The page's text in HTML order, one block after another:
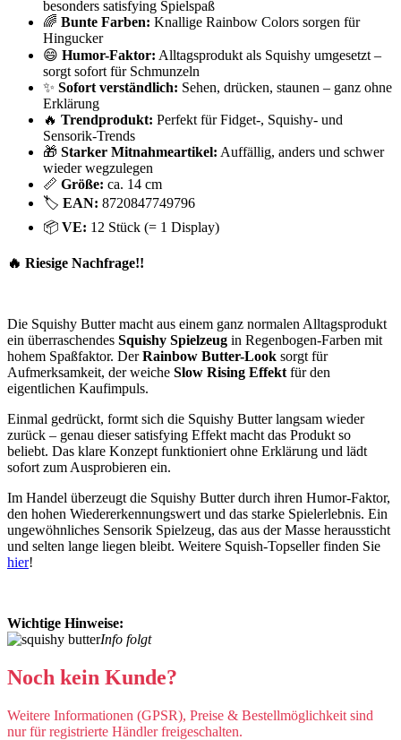
besonders satisfying Spielspaß
🌈 Bunte Farben: Knallige Rainbow Colors sorgen für
Hingucker
😄 Humor-Faktor: Alltagsprodukt als Squishy umgesetzt –
sorgt sofort für Schmunzeln
✨ Sofort verständlich: Sehen, drücken, staunen – ganz ohne
Erklärung
🔥 Trendprodukt: Perfekt für Fidget-, Squishy- und
Sensorik-Trends
🎁 Starker Mitnahmeartikel: Auffällig, anders und schwer
wieder wegzulegen
📏 Größe: ca. 14 cm
🏷️ EAN: 8720847749796
📦 VE: 12 Stück (= 1 Display)
🔥 Riesige Nachfrage!!
Die Squishy Butter macht aus einem ganz normalen Alltagsprodukt
ein überraschendes Squishy Spielzeug in Regenbogen-Farben mit
hohem Spaßfaktor. DerRainbow Butter-Look sorgt für
Aufmerksamkeit, der weiche Slow Rising Effekt für den
eigentlichen Kaufimpuls.
Einmal gedrückt, formt sich die Squishy Butter langsam wieder
zurück – genau dieser satisfying Effekt macht das Produkt so
beliebt. Das klare Konzept funktioniert ohne Erklärung und lädt
sofort zum Ausprobieren ein.
Im Handel überzeugt die Squishy Butter durch ihren Humor-Faktor,
den hohen Wiedererkennungswert und das starke Spielerlebnis. Ein
ungewöhnliches Sensorik Spielzeug, das aus der Masse heraussticht
und selten lange liegen bleibt. Weitere Squish-Topseller finden Sie
hier!
Wichtige Hinweise:
Info folgt
Noch kein Kunde?
Weitere Informationen (GPSR), Preise & Bestellmöglichkeit sind
nur für registrierte Händler freigeschalten.